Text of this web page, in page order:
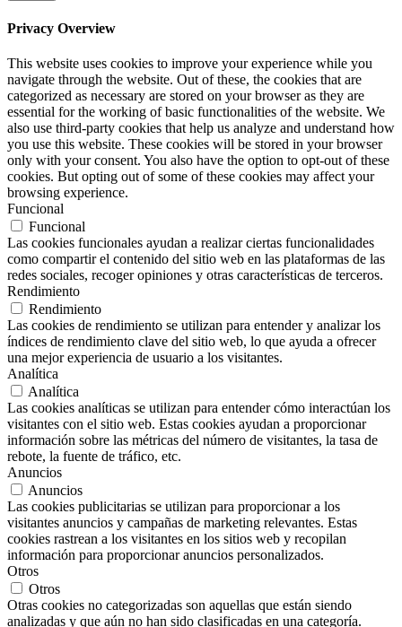
Privacy Overview
This website uses cookies to improve your experience while you
navigate through the website. Out of these, the cookies that are
categorized as necessary are stored on your browser as they are
essential for the working of basic functionalities of the website. We
also use third-party cookies that help us analyze and understand how
you use this website. These cookies will be stored in your browser
only with your consent. You also have the option to opt-out of these
cookies. But opting out of some of these cookies may affect your
browsing experience.
Funcional
Funcional
Las cookies funcionales ayudan a realizar ciertas funcionalidades
como compartir el contenido del sitio web en las plataformas de las
redes sociales, recoger opiniones y otras características de terceros.
Rendimiento
Rendimiento
Las cookies de rendimiento se utilizan para entender y analizar los
índices de rendimiento clave del sitio web, lo que ayuda a ofrecer
una mejor experiencia de usuario a los visitantes.
Analítica
Analítica
Las cookies analíticas se utilizan para entender cómo interactúan los
visitantes con el sitio web. Estas cookies ayudan a proporcionar
información sobre las métricas del número de visitantes, la tasa de
rebote, la fuente de tráfico, etc.
Anuncios
Anuncios
Las cookies publicitarias se utilizan para proporcionar a los
visitantes anuncios y campañas de marketing relevantes. Estas
cookies rastrean a los visitantes en los sitios web y recopilan
información para proporcionar anuncios personalizados.
Otros
Otros
Otras cookies no categorizadas son aquellas que están siendo
analizadas y que aún no han sido clasificadas en una categoría.